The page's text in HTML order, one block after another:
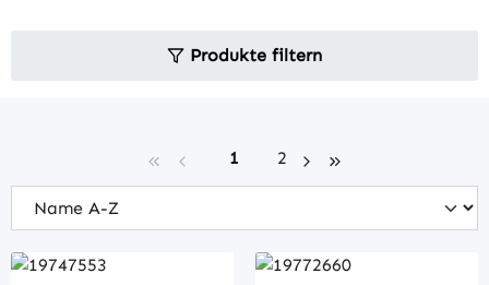
Produkte filtern
Seite
1 Seite
2